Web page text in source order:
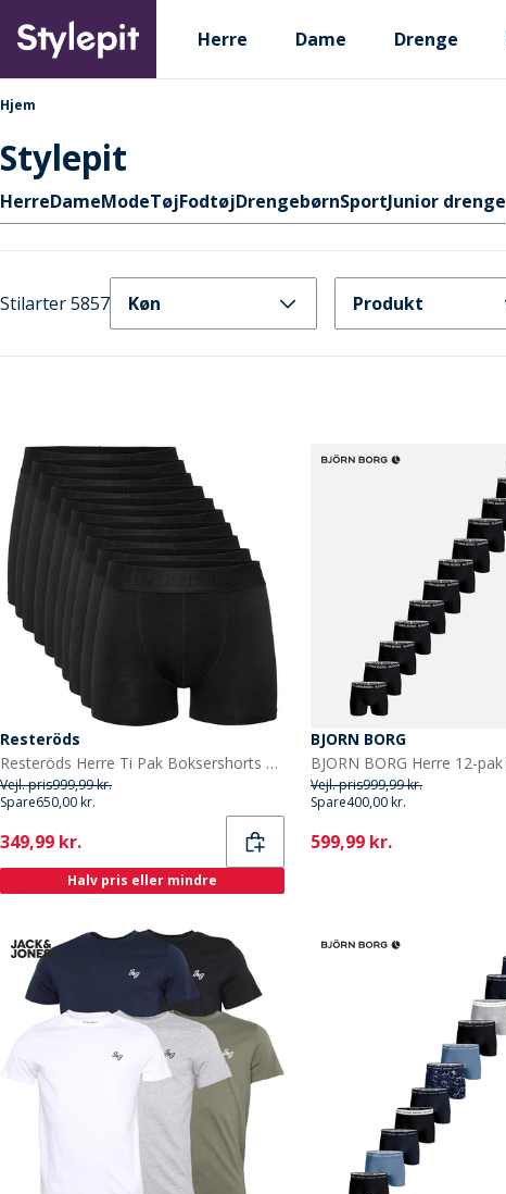
main
content
Primary departments
Herre Dame Drenge
navigationssti
Hjem
Stylepit
Hurtige links
HerreDameModeTøjFodtøjDrengebørnSportJunior drenge
Stilarter 5857 Køn Produkt
Resteröds
Resteröds Herre Ti Pak Boksershorts Sort
Vejl. pris999,99 kr.
Spare650,00 kr.
Current
349,99 kr.
Halv pris eller mindre
BJORN BORG
Vejl. pris999,99 kr.
Spare400,00 kr.
Current
599,99 kr.